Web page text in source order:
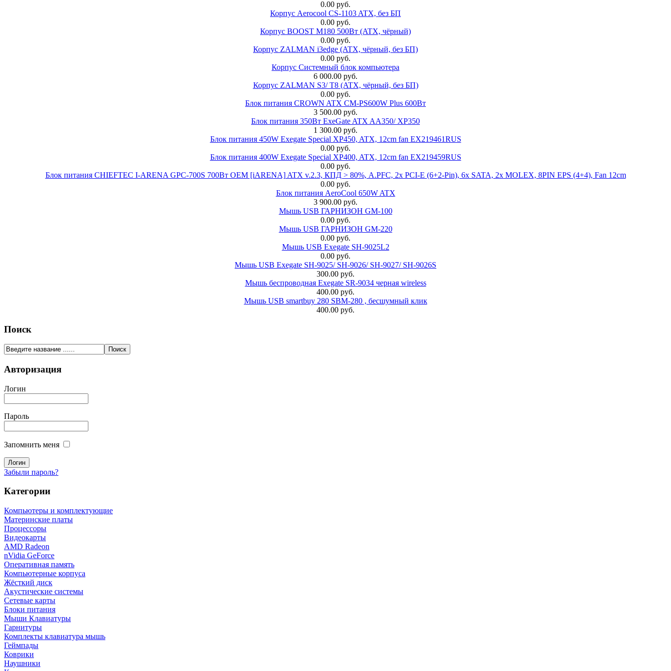
0.00 руб.
Корпус Aerocool CS-1103 ATX, без БП
0.00 руб.
Корпус BOOST M180 500Вт (ATX, чёрный)
0.00 руб.
Корпус ZALMAN i3edge (ATX, чёрный, без БП)
0.00 руб.
Корпус Системный блок компьютера
6 000.00 руб.
Корпус ZALMAN S3/ T8 (ATX, чёрный, без БП)
0.00 руб.
Блок питания CROWN ATX CM-PS600W Plus 600Вт
3 500.00 руб.
Блок питания 350Вт ExeGate ATX AA350/ XP350
1 300.00 руб.
Блок питания 450W Exegate Special XP450, ATX, 12cm fan EX219461RUS
0.00 руб.
Блок питания 400W Exegate Special XP400, ATX, 12cm fan EX219459RUS
0.00 руб.
Блок питания CHIEFTEC I-ARENA GPC-700S 700Вт OEM [iARENA] ATX v.2.3, КПД > 80%, A.PFC, 2x PCI-E (6+2-Pin), 6x SATA, 2x MOLEX, 8PIN EPS (4+4), Fan 12cm
0.00 руб.
Блок питания AeroCool 650W ATX
3 900.00 руб.
Мышь USB ГАРНИЗОН GM-100
0.00 руб.
Мышь USB ГАРНИЗОН GM-220
0.00 руб.
Мышь USB Exegate SH-9025L2
0.00 руб.
Мышь USB Exegate SH-9025/ SH-9026/ SH-9027/ SH-9026S
300.00 руб.
Мышь беспроводная Exegate SR-9034 черная wireless
400.00 руб.
Мышь USB smartbuy 280 SBM-280 , бесшумный клик
400.00 руб.
Поиск
Авторизация
Логин
Пароль
Запомнить меня
Забыли пароль?
Категории
Компьютеры и комплектующие
Материнские платы
Процессоры
Видеокарты
AMD Radeon
nVidia GeForce
Оперативная память
Компьютерные корпуса
Жёсткий диск
Акустические системы
Сетевые карты
Блоки питания
Мыши Клавиатуры
Гарнитуры
Комплекты клавиатура мышь
Геймпады
Коврики
Наушники